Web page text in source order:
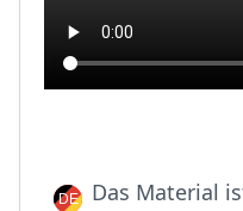
Das Material